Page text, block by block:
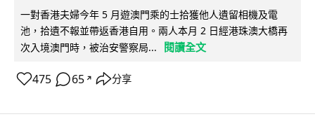
一對香港夫婦今年 5 月遊澳門乘的士拾獲他人遺留相機及電
池，拾遺不報並帶返香港自用。兩人本月 2 日經港珠澳大橋再
次入境澳門時，被治安警察局...
閱讀全文
475 65 ↗ 分享